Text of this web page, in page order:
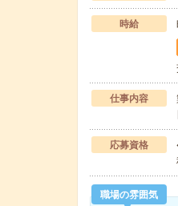
時給
仕事内容
応募資格
職場の雰囲気